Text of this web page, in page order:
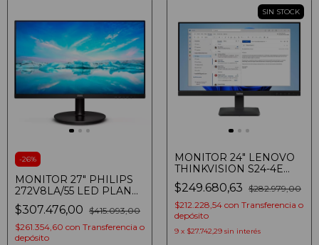
-26%
MONITOR 27" PHILIPS
272V8LA/55 LED PLANO
FULLHD 75 HZ 4MS VGA
HDMI DISPLAY PORT
NEGRO
$307.476,00 $415.093,00
$261.354,60 con Transferencia o
depósito
SIN STOCK
MONITOR 24" LENOVO
THINKVISION S24-4E
FULL HD IPS 75HZ
HDMI VGA
$249.680,63 $282.979,00
$212.228,54 con Transferencia o
depósito
9 x $27.742,29 sin interés